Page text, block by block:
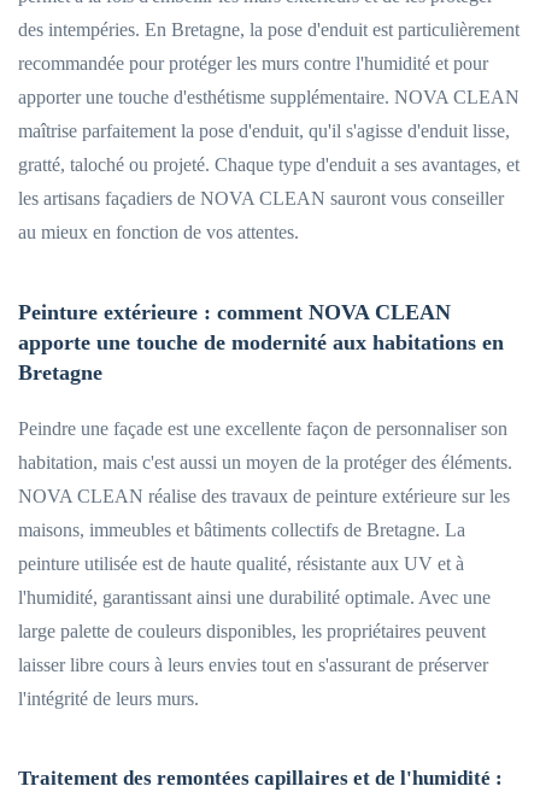
des intempéries. En Bretagne, la pose d'enduit est particulièrement
recommandée pour protéger les murs contre l'humidité et pour
apporter une touche d'esthétisme supplémentaire. NOVA CLEAN
maîtrise parfaitement la pose d'enduit, qu'il s'agisse d'enduit lisse,
gratté, taloché ou projeté. Chaque type d'enduit a ses avantages, et
les artisans façadiers de NOVA CLEAN sauront vous conseiller
au mieux en fonction de vos attentes.
Peinture extérieure : comment NOVA CLEAN
apporte une touche de modernité aux habitations en
Bretagne
Peindre une façade est une excellente façon de personnaliser son
habitation, mais c'est aussi un moyen de la protéger des éléments.
NOVA CLEAN réalise des travaux de peinture extérieure sur les
maisons, immeubles et bâtiments collectifs de Bretagne. La
peinture utilisée est de haute qualité, résistante aux UV et à
l'humidité, garantissant ainsi une durabilité optimale. Avec une
large palette de couleurs disponibles, les propriétaires peuvent
laisser libre cours à leurs envies tout en s'assurant de préserver
l'intégrité de leurs murs.
Traitement des remontées capillaires et de l'humidité :